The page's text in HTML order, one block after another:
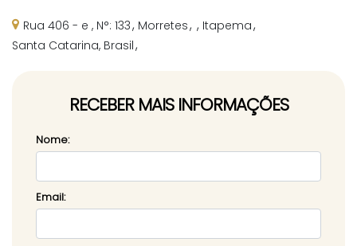
Rua 406 - e , N°: 133 Morretes
Itapema
Santa Catarina, Brasil
RECEBER MAIS INFORMAÇÕES
Nome:
Email: